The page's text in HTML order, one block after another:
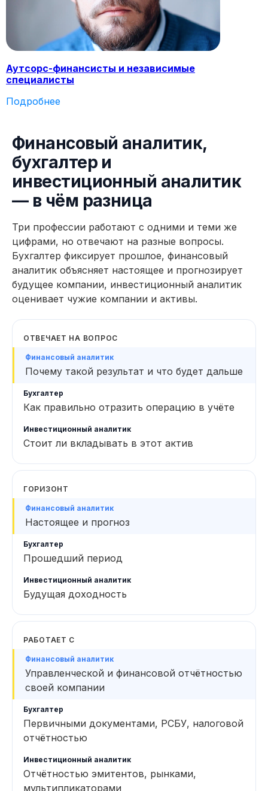
Аутсорс-финансисты и независимые
специалисты
Подробнее
Финансовый аналитик,
бухгалтер и
инвестиционный аналитик
— в чём разница
Три профессии работают с одними и теми же
цифрами, но отвечают на разные вопросы.
Бухгалтер фиксирует прошлое, финансовый
аналитик объясняет настоящее и прогнозирует
будущее компании, инвестиционный аналитик
оценивает чужие компании и активы.
ОТВЕЧАЕТ НА ВОПРОС
Почему такой результат и что будет дальше
Как правильно отразить операцию в учёте
Стоит ли вкладывать в этот актив
ГОРИЗОНТ
Настоящее и прогноз
Прошедший период
Будущая доходность
РАБОТАЕТ С
Управленческой и финансовой отчётностью
своей компании
Первичными документами, РСБУ, налоговой
отчётностью
Отчётностью эмитентов, рынками,
мультипликаторами